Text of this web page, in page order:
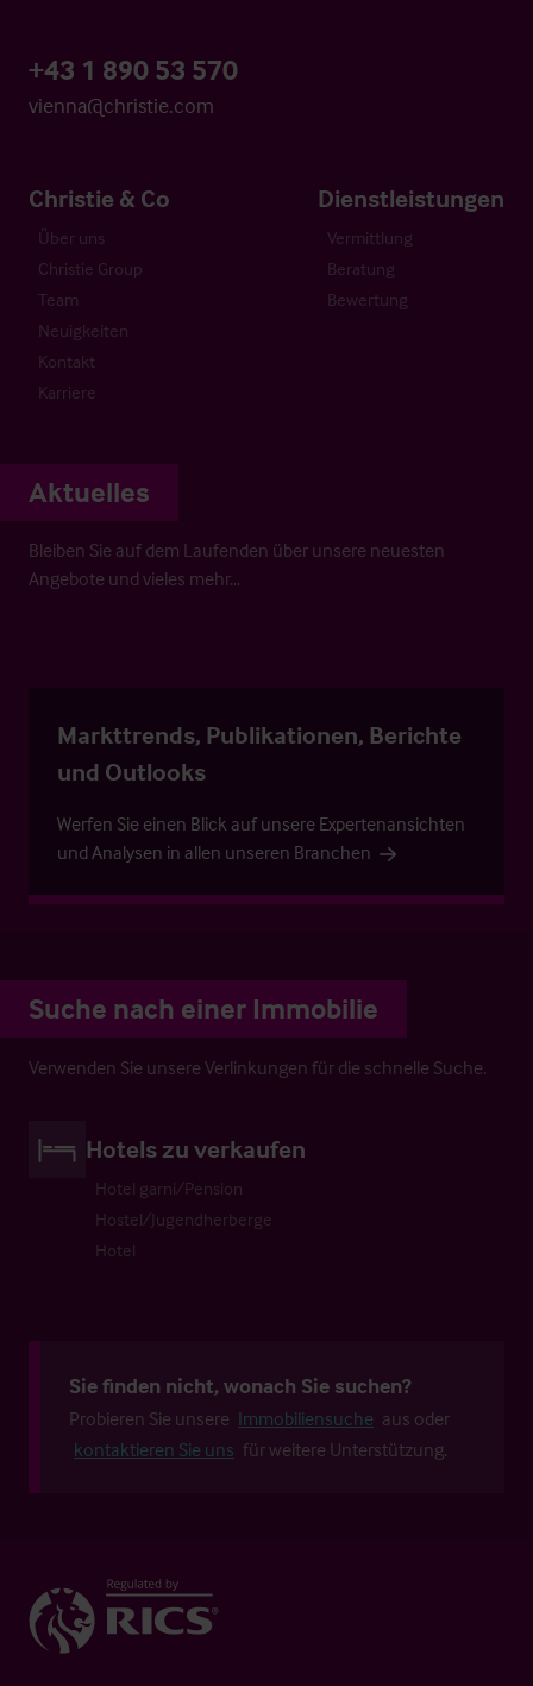
+43 1 890 53 570
vienna@christie.com
Christie & Co
Über uns
Christie Group
Team
Neuigkeiten
Kontakt
Karriere
Dienstleistungen
Vermittlung
Beratung
Bewertung
Aktuelles
Bleiben Sie auf dem Laufenden über unsere neuesten
Angebote und vieles mehr…
Markttrends, Publikationen, Berichte
und Outlooks
Werfen Sie einen Blick auf unsere Expertenansichten
und Analysen in allen unseren Branchen
Suche nach einer Immobilie
Verwenden Sie unsere Verlinkungen für die schnelle Suche.
Hotels zu verkaufen
Hotel garni/Pension
Hostel/Jugendherberge
Hotel
Sie finden nicht, wonach Sie suchen?
Probieren Sie unsere Immobiliensuche aus oder
kontaktieren Sie uns für weitere Unterstützung.